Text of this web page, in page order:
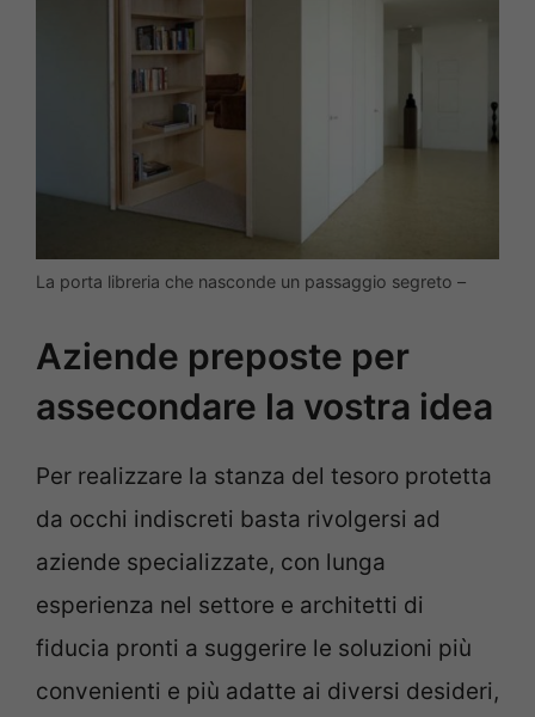
La porta libreria che nasconde un passaggio segreto –
Aziende preposte per
assecondare la vostra idea
Per realizzare la stanza del tesoro protetta
da occhi indiscreti basta rivolgersi ad
aziende specializzate, con lunga
esperienza nel settore e architetti di
fiducia pronti a suggerire le soluzioni più
convenienti e più adatte ai diversi desideri,